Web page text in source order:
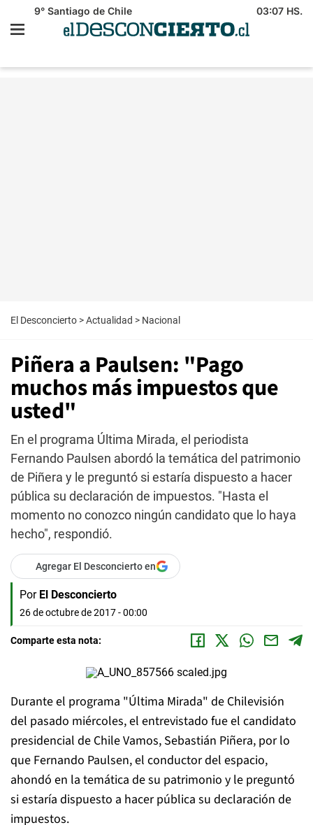
9° Santiago de Chile 03:07 HS.
El Desconcierto >Actualidad > Nacional
Piñera a Paulsen: "Pago
muchos más impuestos que
usted"
En el programa Última Mirada, el periodista
Fernando Paulsen abordó la temática del patrimonio
de Piñera y le preguntó si estaría dispuesto a hacer
pública su declaración de impuestos. "Hasta el
momento no conozco ningún candidato que lo haya
hecho", respondió.
Agregar El Desconcierto en
Por El Desconcierto
26 de octubre de 2017 - 00:00
Comparte esta nota:
Durante el programa "Última Mirada" de Chilevisión
del pasado miércoles, el entrevistado fue el candidato
presidencial de Chile Vamos, Sebastián Piñera, por lo
que Fernando Paulsen, el conductor del espacio,
ahondó en la temática de su patrimonio y le preguntó
si estaría dispuesto a hacer pública su declaración de
impuestos.